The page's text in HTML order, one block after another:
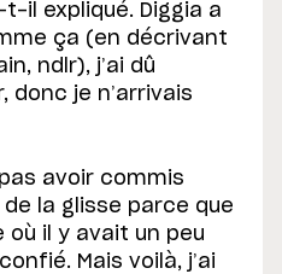
il expliqué. Diggia a
ça (en décrivant
ndlr), j’ai dû
je n’arrivais
avoir commis
de la glisse parce que
où il y avait un peu
Mais voilà, j’ai